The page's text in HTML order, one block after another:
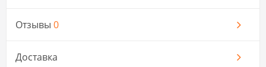
Отзывы 0
Доставка